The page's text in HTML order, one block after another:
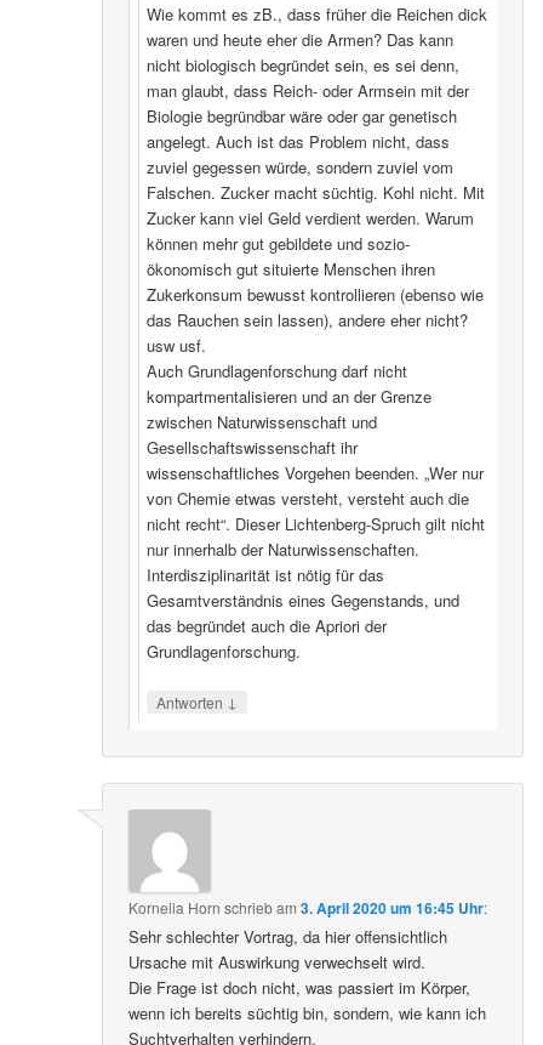
Wie kommt es zB., dass früher die Reichen dick
waren und heute eher die Armen? Das kann
nicht biologisch begründet sein, es sei denn,
man glaubt, dass Reich- oder Armsein mit der
Biologie begründbar wäre oder gar genetisch
angelegt. Auch ist das Problem nicht, dass
zuviel gegessen würde, sondern zuviel vom
Falschen. Zucker macht süchtig. Kohl nicht. Mit
Zucker kann viel Geld verdient werden. Warum
können mehr gut gebildete und sozio-
ökonomisch gut situierte Menschen ihren
Zukerkonsum bewusst kontrollieren (ebenso wie
das Rauchen sein lassen), andere eher nicht?
usw usf.
Auch Grundlagenforschung darf nicht
kompartmentalisieren und an der Grenze
zwischen Naturwissenschaft und
Gesellschaftswissenschaft ihr
wissenschaftliches Vorgehen beenden. „Wer nur
von Chemie etwas versteht, versteht auch die
nicht recht“. Dieser Lichtenberg-Spruch gilt nicht
nur innerhalb der Naturwissenschaften.
Interdisziplinarität ist nötig für das
Gesamtverständnis eines Gegenstands, und
das begründet auch die Apriori der
Grundlagenforschung.
Antworten ↓
Kornelia Horn schriebam3. April 2020 um 16:45 Uhr:
Sehr schlechter Vortrag, da hier offensichtlich
Ursache mit Auswirkung verwechselt wird.
Die Frage ist doch nicht, was passiert im Körper,
wenn ich bereits süchtig bin, sondern, wie kann ich
Suchtverhalten verhindern.